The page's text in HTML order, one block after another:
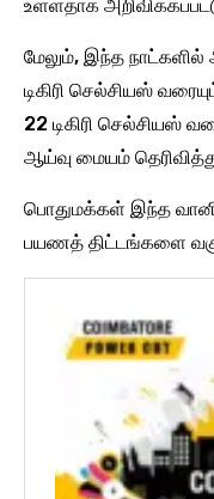
உள்ளதாக
மேலும், இந்த
டிகிரி செல்சியஸ்
22 டிகிரி செல்சியஸ்
ஆய்வு மையம்
பொதுமக்கள் இந்த
பயணத் திட்டங்களை